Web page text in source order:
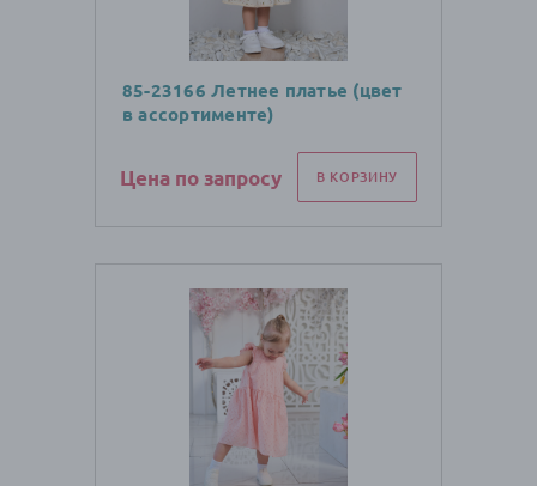
85-23166 Летнее платье (цвет
в ассортименте)
Цена по запросу В КОРЗИНУ